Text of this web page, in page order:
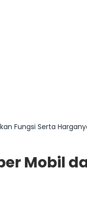
Fungsi Serta
Mobil